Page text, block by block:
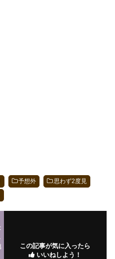
予想外 思わず2度見
この記事が気に入ったら
いいねしよう！